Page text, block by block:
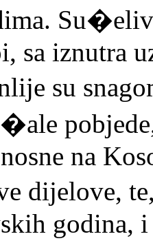
sa iznutra
su
na
dijelove,
godina,